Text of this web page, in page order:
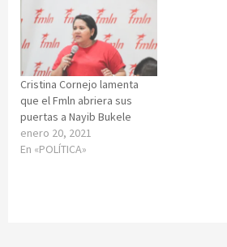
Cristina Cornejo lamenta
que el Fmln abriera sus
puertas a Nayib Bukele
enero 20, 2021
En «POLÍTICA»